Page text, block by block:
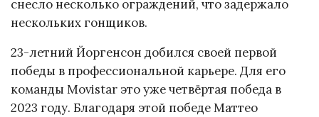
снесло несколько ограждений, что задержало
нескольких гонщиков.
23-летний Йоргенсон добился своей первой
победы в профессиональной карьере. Для его
команды Movistar это уже четвёртая победа в
2023 году. Благодаря этой победе Маттео